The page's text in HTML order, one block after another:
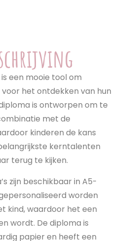
een mooie tool om
het ontdekken van hun
is ontworpen om te
met de
kinderen de kans
kerntalenten
terug te kijken.
zijn beschikbaar in A5-
worden
kind, waardoor het een
wordt. De diploma is
papier en heeft een